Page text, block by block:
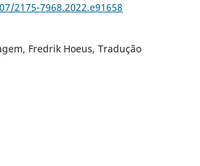
2175-7968.2022.e91658
Fredrik Hoeus, Tradução